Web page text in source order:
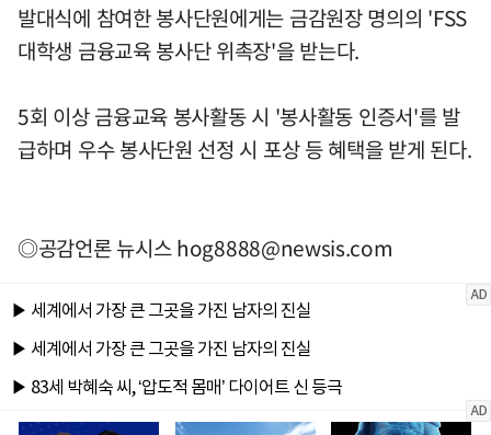
발대식에 참여한 봉사단원에게는 금감원장 명의의 'FSS
대학생 금융교육 봉사단 위촉장'을 받는다.
5회 이상 금융교육 봉사활동 시 '봉사활동 인증서'를 발
급하며 우수 봉사단원 선정 시 포상 등 혜택을 받게 된다.
◎공감언론 뉴시스hog8888@newsis.com